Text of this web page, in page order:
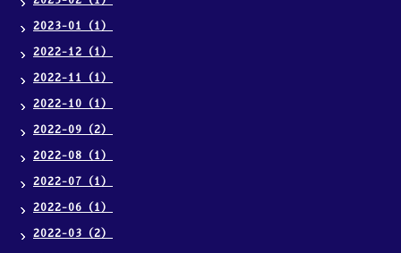
2023-01（1）
2022-12（1）
2022-11（1）
2022-10（1）
2022-09（2）
2022-08（1）
2022-07（1）
2022-06（1）
2022-03（2）